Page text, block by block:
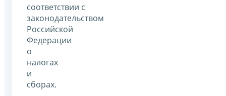
соответствии с
законодательством
Российской
Федерации
о
налогах
и
сборах.